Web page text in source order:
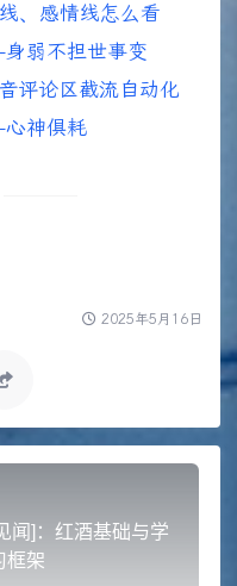
、感情线怎么看
弱不担世事变
评论区截流自动化
心神俱耗
2025年5月16日
闻]：红酒基础与学
框架